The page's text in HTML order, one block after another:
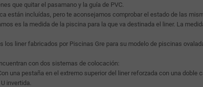
que quitar el pasamano y la guía de PVC.
están incluídas, pero te aconsejamos comprobar el estado de las
es la medida de la piscina para la que va destinada el liner. La
los liner fabricados por Piscinas Gre para su modelo de piscinas
con dos sistemas de colocación:
una pestaña en el extremo superior del liner reforzada con una
invertida.